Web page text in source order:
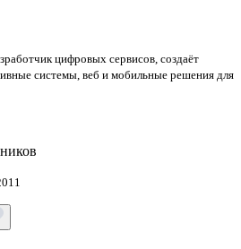
цифровых сервисов, создаёт
системы, веб и мобильные решения для